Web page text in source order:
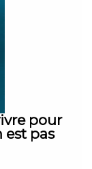
pour
est pas